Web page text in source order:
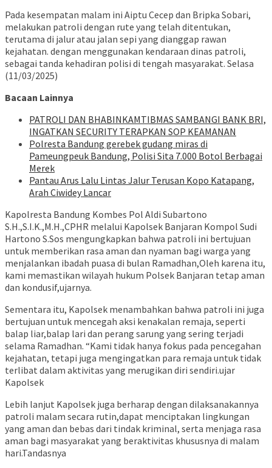
Pada kesempatan malam ini Aiptu Cecep dan Bripka Sobari,
melakukan patroli dengan rute yang telah ditentukan,
terutama di jalur atau jalan sepi yang dianggap rawan
kejahatan. dengan menggunakan kendaraan dinas patroli,
sebagai tanda kehadiran polisi di tengah masyarakat. Selasa
(11/03/2025)
Bacaan Lainnya
‎PATROLI DAN BHABINKAMTIBMAS SAMBANGI BANK BRI,
INGATKAN SECURITY TERAPKAN SOP KEAMANAN
Polresta Bandung gerebek gudang miras di
Pameungpeuk Bandung, Polisi Sita 7.000 Botol Berbagai
Merek
Pantau Arus Lalu Lintas Jalur Terusan Kopo Katapang,
Arah Ciwidey Lancar
Kapolresta Bandung Kombes Pol Aldi Subartono
S.H.,S.I.K.,M.H.,CPHR melalui Kapolsek Banjaran Kompol Sudi
Hartono S.Sos mengungkapkan bahwa patroli ini bertujuan
untuk memberikan rasa aman dan nyaman bagi warga yang
menjalankan ibadah puasa di bulan Ramadhan,Oleh karena itu,
kami memastikan wilayah hukum Polsek Banjaran tetap aman
dan kondusif,ujarnya.
Sementara itu, Kapolsek menambahkan bahwa patroli ini juga
bertujuan untuk mencegah aksi kenakalan remaja, seperti
balap liar,balap lari dan perang sarung yang sering terjadi
selama Ramadhan. “Kami tidak hanya fokus pada pencegahan
kejahatan, tetapi juga mengingatkan para remaja untuk tidak
terlibat dalam aktivitas yang merugikan diri sendiri.ujar
Kapolsek
Lebih lanjut Kapolsek juga berharap dengan dilaksanakannya
patroli malam secara rutin,dapat menciptakan lingkungan
yang aman dan bebas dari tindak kriminal, serta menjaga rasa
aman bagi masyarakat yang beraktivitas khususnya di malam
hari.Tandasnya